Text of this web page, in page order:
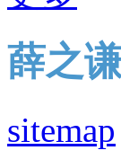
薛之
sitemap